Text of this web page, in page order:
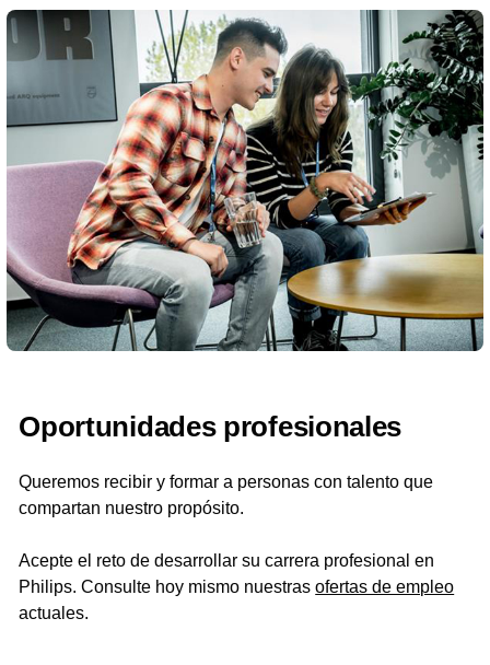
Oportunidades profesionales
Queremos recibir y formar a personas con talento que
compartan nuestro propósito.
Acepte el reto de desarrollar su carrera profesional en
Philips. Consulte hoy mismo nuestrasofertas de empleo
actuales.